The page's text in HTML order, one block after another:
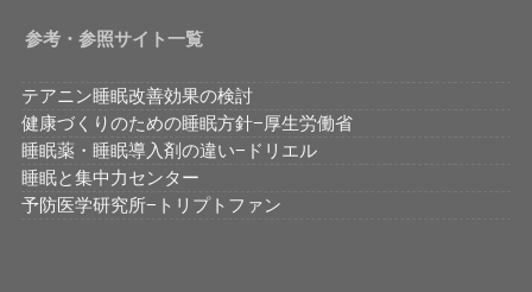
参考・参照サイト一覧
テアニン睡眠改善効果の検討
健康づくりのための睡眠方針−厚生労働省
睡眠薬・睡眠導入剤の違い−ドリエル
睡眠と集中力センター
予防医学研究所−トリプトファン